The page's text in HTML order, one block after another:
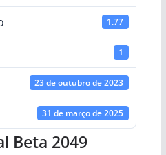
1.77
1
23 de outubro de 2023
31 de março de 2025
Beta 2049